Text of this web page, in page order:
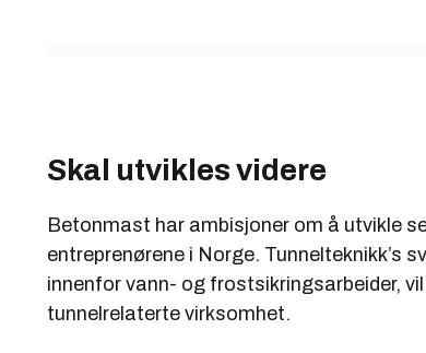
Skal utvikles videre
Betonmast har ambisjoner om å utvikle
entreprenørene i Norge. Tunnelteknikk’s
innenfor vann- og frostsikringsarbeider,
tunnelrelaterte virksomhet.